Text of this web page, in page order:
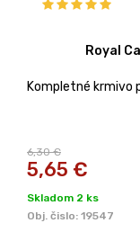
Royal
Kompletné krmivo
6,30 €
5,65 €
Skladom 2 ks
Obj. čislo: 19547